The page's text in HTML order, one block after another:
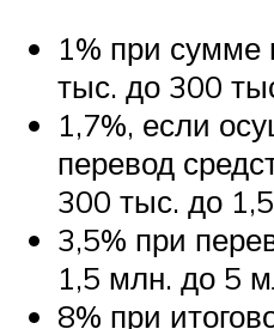
1% при сумме
тыс. до 300
1,7%, если
перевод
300 тыс. до
3,5% при
1,5 млн. до 5
8% при